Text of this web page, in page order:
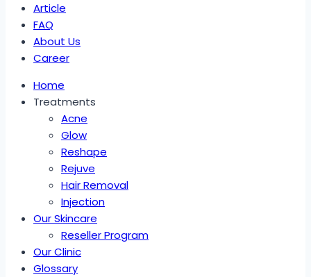
Article
FAQ
About Us
Career
Home
Treatments
Acne
Glow
Reshape
Rejuve
Hair Removal
Injection
Our Skincare
Reseller Program
Our Clinic
Glossary